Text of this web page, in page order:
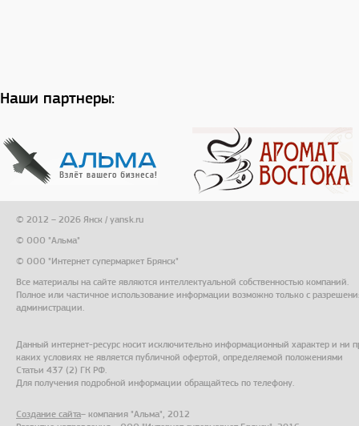
Наши партнеры:
© 2012 – 2026 Янск / yansk.ru
© ООО "Альма"
© ООО "Интернет супермаркет Брянск"
Все материалы на сайте являются интеллектуальной собственностью компаний.
Полное или частичное использование информации возможно только с
администрации.
Данный интернет-ресурс носит исключительно информационный характер и ни
каких условиях не является публичной офертой, определяемой положениями
Статьи 437 (2) ГК РФ.
Для получения подробной информации обращайтесь по телефону.
Создание сайта– компания "Альма", 2012